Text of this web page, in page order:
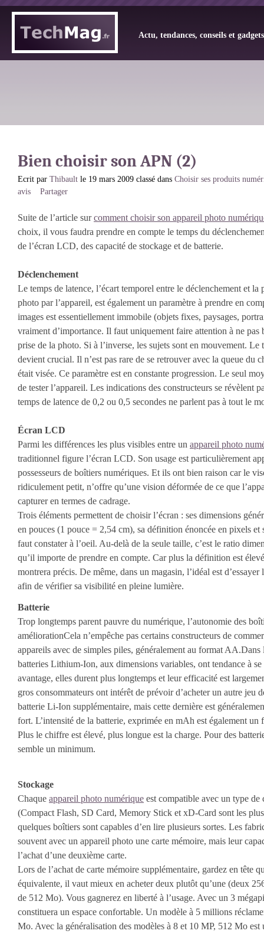
Actu, tendances, conseils et
Bien choisir son APN (2)
Ecrit par Thibault le 19 mars 2009 classé dans Choisir ses produits
avis
Partager
Suite de l’article surcomment choisir son appareil photo
choix, il vous faudra prendre en compte le temps du
de l’écran LCD, des capacité de stockage et de batterie.
Déclenchement
Le temps de latence, l’écart temporel entre le déclenchement et la
photo par l’appareil, est également un paramètre à prendre en
images est essentiellement immobile (objets fixes, paysages,
vraiment d’importance. Il faut uniquement faire attention à ne pas
prise de la photo. Si à l’inverse, les sujets sont en mouvement. Le
devient crucial. Il n’est pas rare de se retrouver avec la queue du
était visée. Ce paramètre est en constante progression. Le seul
de tester l’appareil. Les indications des constructeurs se révèlent
temps de latence de 0,2 ou 0,5 secondes ne parlent pas à tout le
Écran LCD
Parmi les différences les plus visibles entre un appareil photo
traditionnel figure l’écran LCD. Son usage est particulièrement
possesseurs de boîtiers numériques. Et ils ont bien raison car le
ridiculement petit, n’offre qu’une vision déformée de ce que
capturer en termes de cadrage.
Trois éléments permettent de choisir l’écran : ses dimensions
en pouces (1 pouce = 2,54 cm), sa définition énoncée en pixels et
faut constater à l’oeil. Au-delà de la seule taille, c’est le ratio
qu’il importe de prendre en compte. Car plus la définition est
montrera précis. De même, dans un magasin, l’idéal est d’essayer
afin de vérifier sa visibilité en pleine lumière.
Batterie
Trop longtemps parent pauvre du numérique, l’autonomie des
améliorationCela n’empêche pas certains constructeurs de
appareils avec de simples piles, généralement au format AA.Dans
batteries Lithium-Ion, aux dimensions variables, ont tendance à
avantage, elles durent plus longtemps et leur efficacité est
gros consommateurs ont intérêt de prévoir d’acheter un autre jeu
batterie Li-Ion supplémentaire, mais cette dernière est
fort. L’intensité de la batterie, exprimée en mAh est également un
Plus le chiffre est élevé, plus longue est la charge. Pour des
semble un minimum.
Stockage
Chaque appareil photo numérique est compatible avec un type de
(Compact Flash, SD Card, Memory Stick et xD-Card sont les
quelques boîtiers sont capables d’en lire plusieurs sortes. Les
souvent avec un appareil photo une carte mémoire, mais leur
l’achat d’une deuxième carte.
Lors de l’achat de carte mémoire supplémentaire, gardez en tête
équivalente, il vaut mieux en acheter deux plutôt qu’une (deux
de 512 Mo). Vous gagnerez en liberté à l’usage. Avec un 3
constituera un espace confortable. Un modèle à 5 millions
Mo. Avec la généralisation des modèles à 8 et 10 MP, 512 Mo